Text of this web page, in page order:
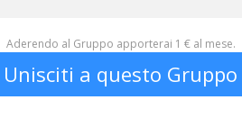
Aderendo al Gruppo apporterai 1 € al mese.
Unisciti a questo Gruppo